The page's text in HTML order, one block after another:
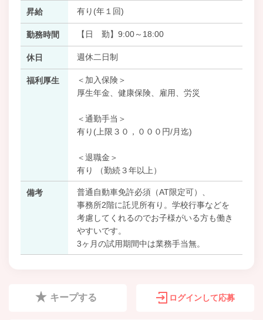
昇給 有り(年１回)
勤務時間 【日 勤】9:00～18:00
休日 週休二日制
福利厚生
＜加入保険＞
厚生年金、健康保険、雇用、労災
＜通勤手当＞
有り(上限３０，０００円/月迄)
＜退職金＞
有り （勤続３年以上）
備考
普通自動車免許必須（AT限定可）、
事務所2階に託児所有り。学校行事などを
考慮してくれるのでお子様がいる方も働き
やすいです。
3ヶ月の試用期間中は業務手当無。
キープする ログインして応募